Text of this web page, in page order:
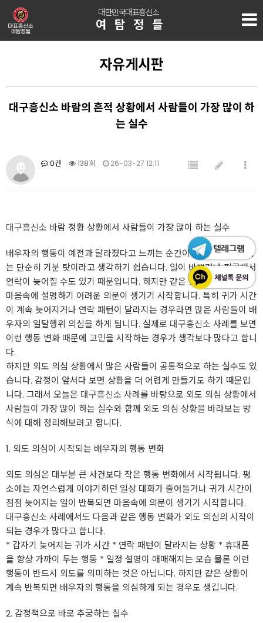
대한민국대표흥신소
여탐정들
자유게시판
대구흥신소 바람의 흔적 상황에서 사람들이 가장 많이 하
는 실수
0건 138회 26-03-27 12:11
대구흥신소 바람 정황 상황에서 사람들이 가장 많이 하는 실수
배우자의 행동이 예전과 달라졌다고 느끼는 순간이 있습니다. 처음에
는 단순히 기분 탓이라고 생각하기 쉽습니다. 일이 바쁘거나 피곤해서
연락이 늦어질 수도 있기 때문입니다. 하지만 같은 상황이 반복되면
마음속에 설명하기 어려운 의문이 생기기 시작합니다. 특히 귀가 시간
이 계속 늦어지거나 연락 패턴이 달라지는 경우라면 많은 사람들이 배
우자의 일탈행위 의심을 하게 됩니다. 실제로 대구흥신소 사례를 보면
이런 행동 변화 때문에 고민을 시작하는 경우가 생각보다 많다고 합니
다.
하지만 외도 의심 상황에서 많은 사람들이 공통적으로 하는 실수도 있
습니다. 감정이 앞서다 보면 상황을 더 어렵게 만들기도 하기 때문입
니다. 그래서 오늘은 대구흥신소 사례를 바탕으로 외도 의심 상황에서
사람들이 가장 많이 하는 실수와 함께 외도 의심 상황을 바라보는 방
식에 대해 정리해보려고 합니다.
1. 외도 의심이 시작되는 배우자의 행동 변화
외도 의심은 대부분 큰 사건보다 작은 행동 변화에서 시작됩니다. 평
소에는 자연스럽게 이야기하던 일상 대화가 줄어들거나 귀가 시간이
점점 늦어지는 일이 반복되면 마음속에 의문이 생기기 시작합니다.
대구흥신소 사례에서도 다음과 같은 행동 변화가 외도 의심의 시작이
되는 경우가 많다고 합니다.
* 갑자기 늦어지는 귀가 시간 * 연락 패턴이 달라지는 상황 * 휴대폰
을 항상 가까이 두는 행동 * 일정 설명이 애매해지는 모습 물론 이런
행동이 반드시 외도를 의미하는 것은 아닙니다. 하지만 같은 상황이
계속 반복되면 배우자의 행동을 의심하게 되는 경우도 생깁니다.
2. 감정적으로 바로 추궁하는 실수